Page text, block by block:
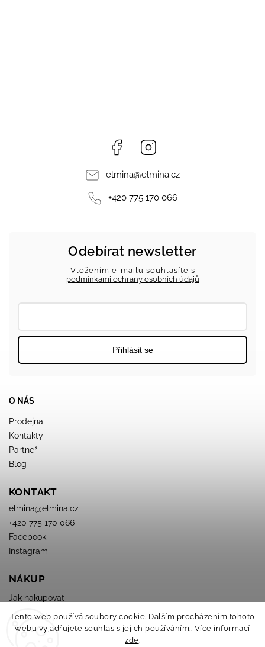
Tento web používá soubory cookie. Dalším procházením tohoto
webu vyjadřujete souhlas s jejich používáním.. Více informací
zde.
Facebook
elmina@elmina.cz
+420 775 170 066
O NÁS
Prodejna
Kontakty
Partneři
Blog
KONTAKT
elmina@elmina.cz
+420 775 170 066
Facebook
Instagram
NÁKUP
Jak nakupovat
Obchodné podmienky
Podmínky ochrany osobních údajů
Odebírat newsletter
Vložením e-mailu souhlasíte s
podmínkami ochrany osobních údajů
Přihlásit se